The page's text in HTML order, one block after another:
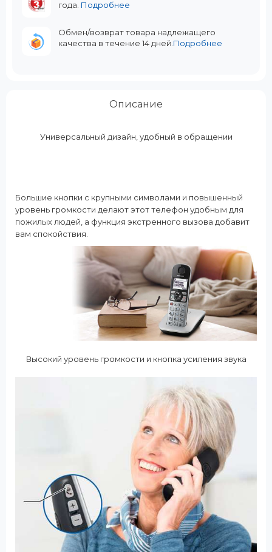
года. Подробнее
Обмен/возврат товара надлежащего
качества в течение 14 дней. Подробнее
Описание
Универсальный дизайн, удобный в обращении
Большие кнопки с крупными символами и повышенный
уровень громкости делают этот телефон удобным для
пожилых людей, а функция экстренного вызова добавит
вам спокойствия.
Высокий уровень громкости и кнопка усиления звука